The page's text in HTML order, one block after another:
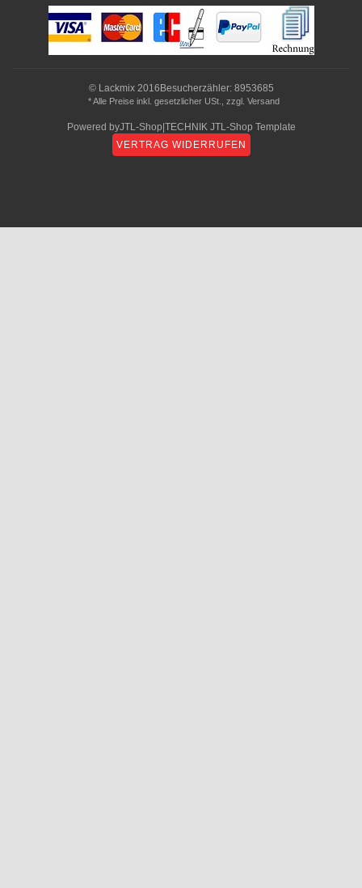
© Lackmix 2016 Besucherzähler: 8953685
* Alle Preise inkl. gesetzlicher USt., zzgl. Versand
Powered byJTL-Shop TECHNIK JTL-Shop Template
VERTRAG WIDERRUFEN